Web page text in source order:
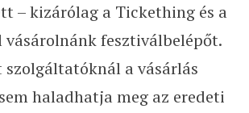
– kizárólag a Tickething és a
fesztiválbelépőt.
szolgáltatóknál a vásárlás
haladhatja meg az eredeti